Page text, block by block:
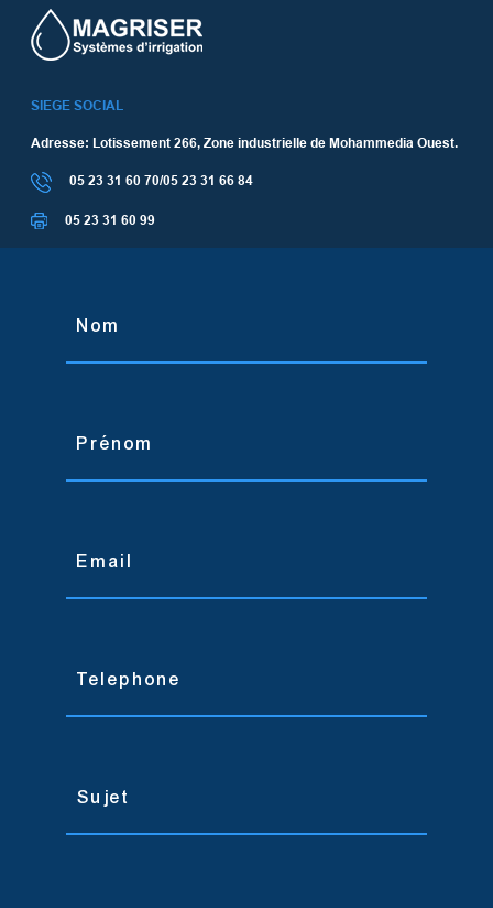
SIEGE SOCIAL
Adresse: Lotissement 266, Zone industrielle de Mohammedia Ouest.
05 23 31 60 70/05 23 31 66 84
05 23 31 60 99